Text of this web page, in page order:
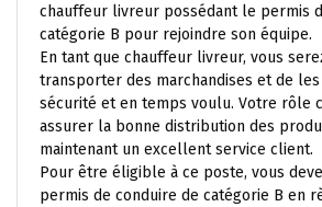
chauffeur livreur possédant le permis
catégorie B pour rejoindre son équipe.
En tant que chauffeur livreur, vous
transporter des marchandises et de
sécurité et en temps voulu. Votre rôle
assurer la bonne distribution des
maintenant un excellent service client.
Pour être éligible à ce poste, vous
permis de conduire de catégorie B en